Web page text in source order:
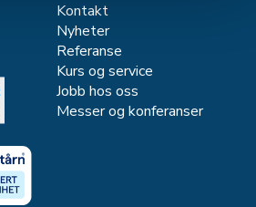
Kontakt
Nyheter
Referanse
Kurs og service
Jobb hos oss
Messer og konferanser